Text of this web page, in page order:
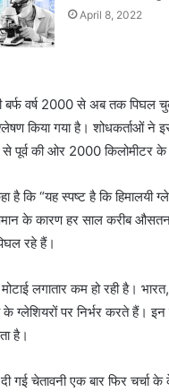
April 8, 2022
बर्फ वर्ष 2000 से अब तक पिघल
किया गया है। शोधकर्ताओं ने
से पूर्व की ओर 2000 किलोमीटर
है कि “यह स्पष्ट है कि हिमालयी
के कारण हर साल करीब
रहे हैं।
लगातार कम हो रही है।
ग्लेशियरों पर निर्भर करते हैं।
है।
गई चेतावनी एक बार फिर चर्चा